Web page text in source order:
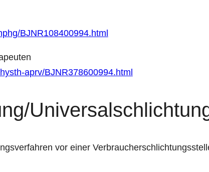
BJNR108400994.html
aprv/BJNR378600994.html
vor einer